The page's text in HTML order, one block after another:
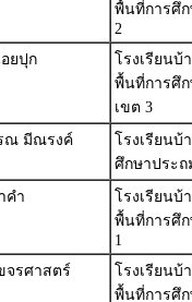
พื้นที่การศึก
2
ยปุก
โรงเรียน
พื้นที่การศึก
เขต 3
ณ มีณรงค์
โรงเรียน
ศึกษาประถ
คำ
โรงเรียนบ้
พื้นที่การศึ
1
จรศาสตร์
โรงเรียน
พื้นที่การศึ